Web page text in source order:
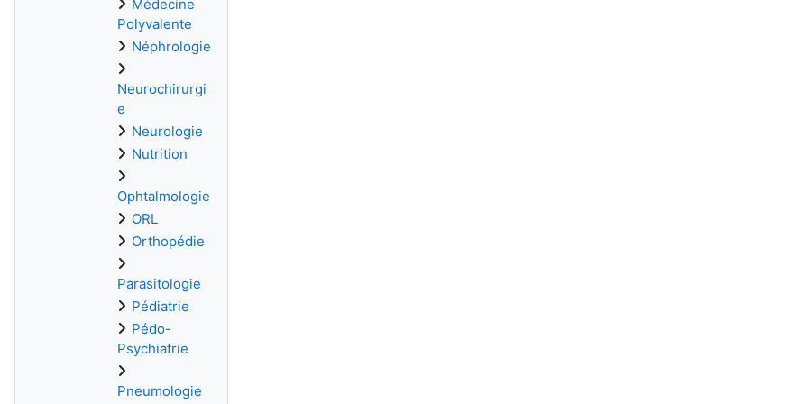
Médecine
Polyvalente
Néphrologie
Neurochirurgi
e
Neurologie
Nutrition
Ophtalmologie
ORL
Orthopédie
Parasitologie
Pédiatrie
Pédo-
Psychiatrie
Pneumologie